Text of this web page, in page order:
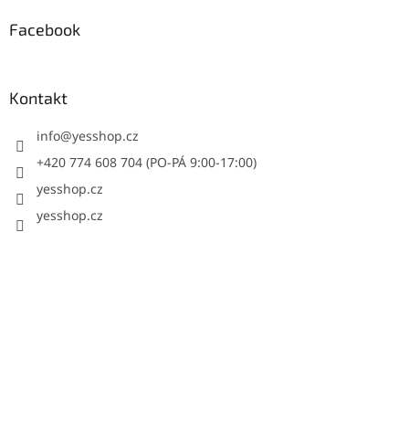
Facebook
Kontakt
info@yesshop.cz
+420 774 608 704 (PO-PÁ 9:00-17:00)
yesshop.cz
yesshop.cz